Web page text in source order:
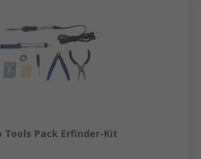
Tools Pack Erfinder-Kit